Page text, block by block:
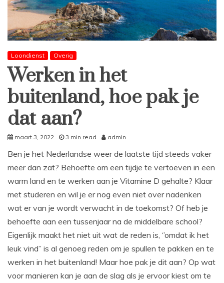
Loondienst Overig
Werken in het
buitenland, hoe pak je
dat aan?
maart 3, 2022 3 min read admin
Ben je het Nederlandse weer de laatste tijd steeds vaker
meer dan zat? Behoefte om een tijdje te vertoeven in een
warm land en te werken aan je Vitamine D gehalte? Klaar
met studeren en wil je er nog even niet over nadenken
wat er van je wordt verwacht in de toekomst? Of heb je
behoefte aan een tussenjaar na de middelbare school?
Eigenlijk maakt het niet uit wat de reden is, ‘’omdat ik het
leuk vind’’ is al genoeg reden om je spullen te pakken en te
werken in het buitenland! Maar hoe pak je dit aan? Op wat
voor manieren kan je aan de slag als je ervoor kiest om te